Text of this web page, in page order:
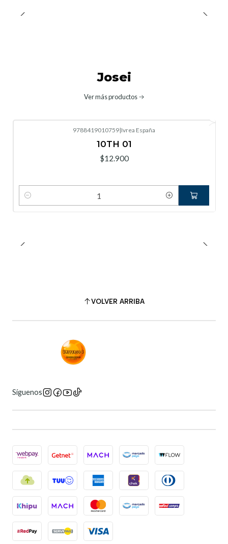
Josei
Ver más productos
9788419010759|Ivrea España
10TH 01
$12.900
Cantidad
VOLVER ARRIBA
Síguenos